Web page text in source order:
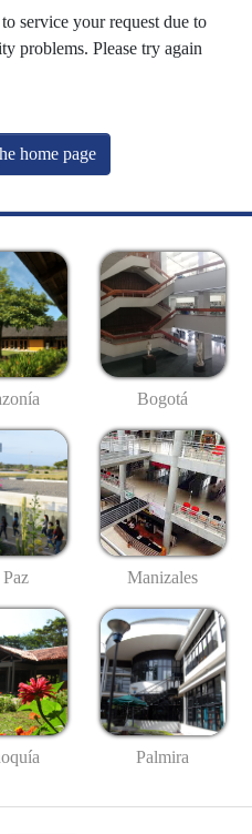
service your request due to
problems. Please try again
home page
Bogotá
Manizales
Palmira